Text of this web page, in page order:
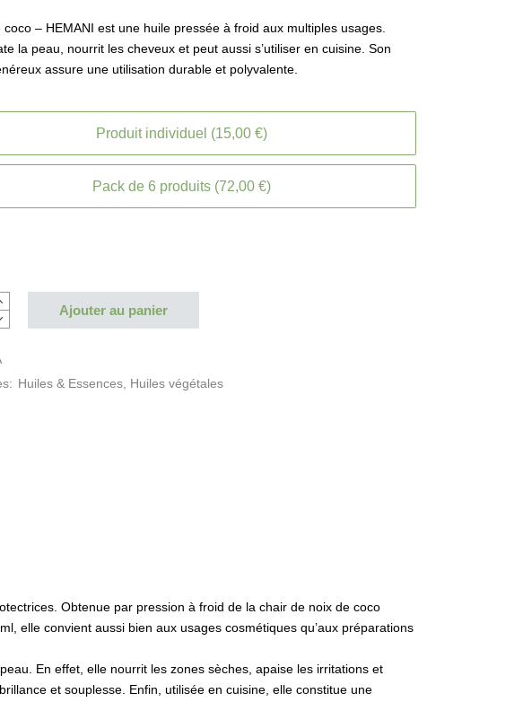
coco – HEMANI est une huile pressée à froid aux multiples usages.
la peau, nourrit les cheveux et peut aussi s’utiliser en cuisine. Son
assure une utilisation durable et polyvalente.
Produit individuel (15,00 €)
Pack de 6 produits (72,00 €)
Ajouter au panier
Huiles & Essences Huiles végétales
Obtenue par pression à froid de la chair de noix de coco
elle convient aussi bien aux usages cosmétiques qu’aux préparations
En effet, elle nourrit les zones sèches, apaise les irritations et
et souplesse. Enfin, utilisée en cuisine, elle constitue une